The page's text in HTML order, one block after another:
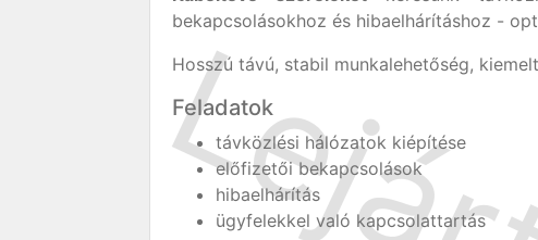
bekapcsolásokhoz és hibaelhárításhoz -
Hosszú távú, stabil munkalehetőség,
Feladatok
távközlési hálózatok kiépítése
előfizetői bekapcsolások
hibaelhárítás
ügyfelekkel való kapcsolattartás